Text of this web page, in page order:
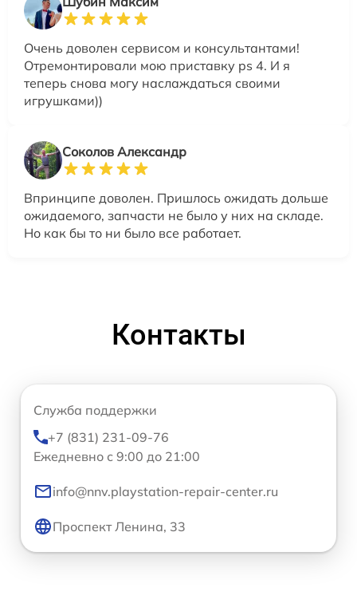
Очень доволен сервисом и консультантами!
Отремонтировали мою приставку ps 4. И я
теперь снова могу наслаждаться своими
игрушками))
Соколов Александр
Впринципе доволен. Пришлось ожидать дольше
ожидаемого, запчасти не было у них на складе.
Но как бы то ни было все работает.
Контакты
Служба поддержки
+7 (831) 231-09-76
Ежедневно с 9:00 до 21:00
info@nnv.playstation-repair-center.ru
Проспект Ленина, 33